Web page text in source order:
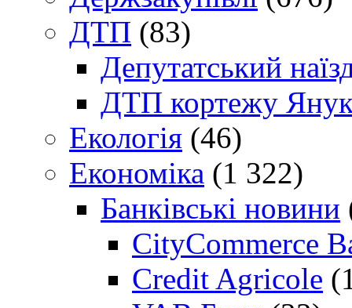
ДТП (83)
Депутатський
ДТП кортежу
Екологія (46)
Економіка (1 322)
Банківські новини
CityCommerce
Credit Agricole